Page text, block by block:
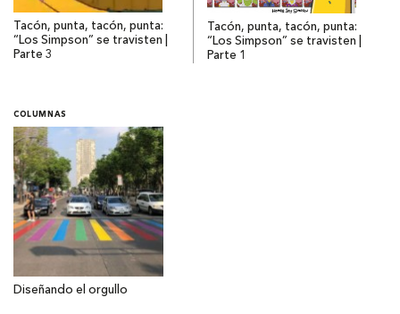
Tacón, punta, tacón, punta:
“Los Simpson” se travisten |
Parte 3
Tacón, punta, tacón, punta:
“Los Simpson” se travisten |
Parte 1
COLUMNAS
Diseñando el orgullo